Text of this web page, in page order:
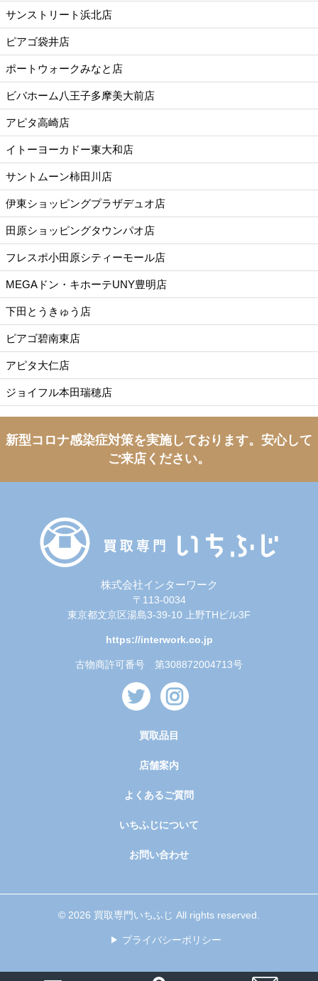
サンストリート浜北店
ピアゴ袋井店
ポートウォークみなと店
ビバホーム八王子多摩美大前店
アピタ高崎店
イトーヨーカドー東大和店
サントムーン柿田川店
伊東ショッピングプラザデュオ店
田原ショッピングタウンパオ店
フレスポ小田原シティーモール店
MEGAドン・キホーテUNY豊明店
下田とうきゅう店
ピアゴ碧南東店
アピタ大仁店
ジョイフル本田瑞穂店
新型コロナ感染症対策を実施しております。 安心して
ご来店ください。
株式会社インターワーク
〒113-0034
東京都文京区湯島3-39-10 上野THビル3F
https://interwork.co.jp
古物商許可番号 第308872004713号
買取品目
店舗案内
よくあるご質問
いちふじについて
お問い合わせ
© 2026 買取専門いちふじ All rights reserved.
プライバシーポリシー